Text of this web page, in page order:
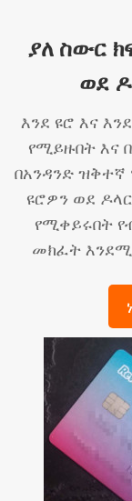
ያለ ስውር
ወደ
እንደ ዩሮ እና
የሚይዙበት እና
በአንዳንድ
ዩሮዎን ወደ
የሚቀይሩበት
መክፈት